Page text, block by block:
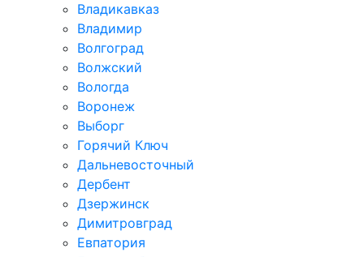
Владикавказ
Владимир
Волгоград
Волжский
Вологда
Воронеж
Выборг
Горячий Ключ
Дальневосточный
Дербент
Дзержинск
Димитровград
Евпатория